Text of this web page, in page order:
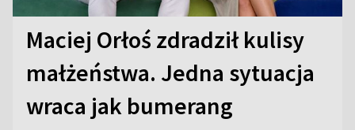
Maciej Orłoś zdradził kulisy
małżeństwa. Jedna sytuacja
wraca jak bumerang